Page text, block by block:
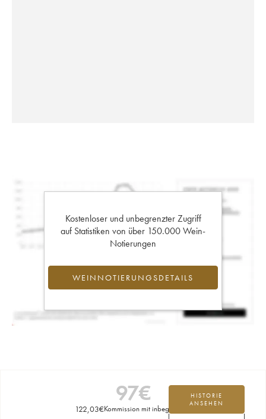
Kostenloser und unbegrenzter Zugriff
auf Statistiken von über 150.000 Wein-
Notierungen
WEINNOTIERUNGSDETAILS
97€
122,03€Kommission mit inbegriffen
HISTORIE
ANSEHEN